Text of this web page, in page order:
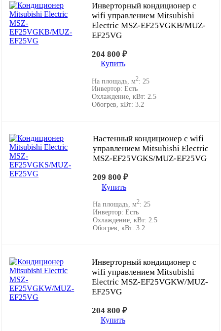
Инверторный кондиционер с
wifi управлением Mitsubishi
Electric MSZ-EF25VGKB/MUZ-
EF25VG
204 800₽
Купить
На площадь, м2: 25
Инвертор:Есть
Охлаждение, кВт:2.5
Обогрев, кВт:3.2
Настенный кондиционер с wifi
управлением Mitsubishi Electric
MSZ-EF25VGKS/MUZ-EF25VG
209 800₽
Купить
На площадь, м2: 25
Инвертор:Есть
Охлаждение, кВт: 2.5
Обогрев, кВт:3.2
Инверторный кондиционер с
wifi управлением Mitsubishi
Electric MSZ-EF25VGKW/MUZ-
EF25VG
204 800₽
Купить